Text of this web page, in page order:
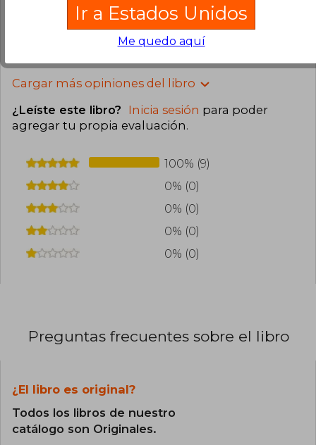
principio a fin
Esta opinión es útil 0
Cargar más opiniones del libro
¿Leíste este libro? Inicia sesión para poder
agregar tu propia evaluación.
100% (9)
0% (0)
0% (0)
0% (0)
0% (0)
Preguntas frecuentes sobre el libro
¿El libro es original?
Todos los libros de nuestro
catálogo son Originales.
Ir a Estados Unidos
Me quedo aquí